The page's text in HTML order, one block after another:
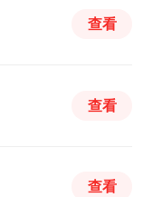
查看
查看
查看